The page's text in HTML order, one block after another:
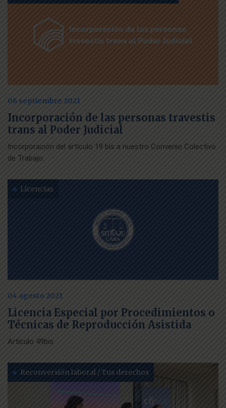
06 septiembre 2021
Incorporación de las personas travestis
trans al Poder Judicial
Incorporación del artículo 19 bis a nuestro Convenio Colectivo
de Trabajo.
Licencias
04 agosto 2021
Licencia Especial por Procedimientos o
Técnicas de Reproducción Asistida
Artículo 49bis
Reconversión laboral / Tus derechos